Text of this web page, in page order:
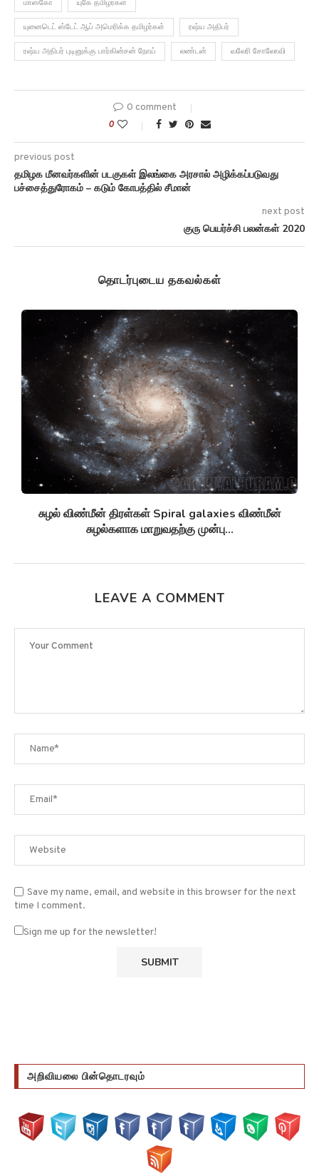
மாஸ்கோ யுகே தமிழர்கள்
யுனைடெட் ஸ்டேட் ஆப் அமெரிக்க தமிழர்கள் ரஷ்ய அதிபர்
ரஷ்ய அதிபர் புடினுக்கு பார்கின்சன் நோய் லண்டன் வலேரி சோலோவி
0 comment
0
previous post
தமிழக மீனவர்களின் படகுகள் இலங்கை அரசால் அழிக்கப்படுவது
பச்சைத்துரோகம் – கடும் கோபத்தில் சீமான்
next post
குரு பெயர்ச்சி பலன்கள் 2020
தொடர்புடைய தகவல்கள்
சுழல் விண்மீன் திரள்கள் Spiral galaxies விண்மீன்
சுழல்களாக மாறுவதற்கு முன்பு...
LEAVE A COMMENT
Save my name, email, and website in this browser for the next
time I comment.
Sign me up for the newsletter!
அறிவியலை பின்தொடரவும்